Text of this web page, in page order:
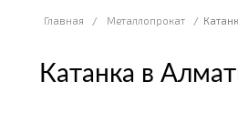
Главная / Металлопрокат /
Катанка в